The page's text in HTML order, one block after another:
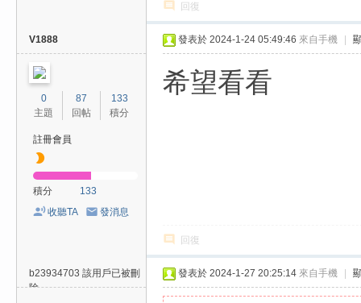
回復
V1888
0
主題
87
回帖
133
積分
註冊會員
積分
133
收聽TA
發消息
發表於 2024-1-24 05:49:46 來自手機
希望看看
回復
b23934703 該用戶已被刪
除
發表於 2024-1-27 20:25:14 來自手機